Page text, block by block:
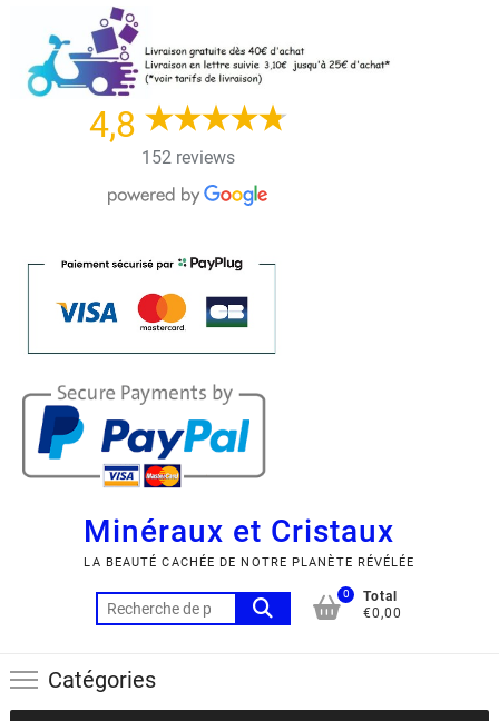
content
4,8
152 reviews
Minéraux et Cristaux
LA BEAUTÉ CACHÉE DE NOTRE PLANÈTE RÉVÉLÉE
Recherche
pour :
0
Total
€0,00
Catégories